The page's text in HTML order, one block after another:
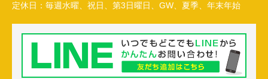
定休日： 毎週水曜、祝日、第3日曜日、GW、夏季、年末年始